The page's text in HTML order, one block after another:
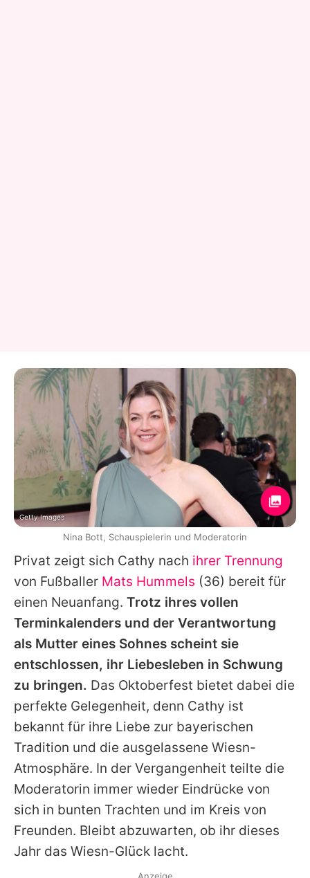
Privat zeigt sich Cathy nach ihrer Trennung
von Fußballer Mats Hummels (36) bereit für
einen Neuanfang. Trotz ihres vollen
Terminkalenders und der Verantwortung
als Mutter eines Sohnes scheint sie
entschlossen, ihr Liebesleben in Schwung
zu bringen. Das Oktoberfest bietet dabei die
perfekte Gelegenheit, denn Cathy ist
bekannt für ihre Liebe zur bayerischen
Tradition und die ausgelassene Wiesn-
Atmosphäre. In der Vergangenheit teilte die
Moderatorin immer wieder Eindrücke von
sich in bunten Trachten und im Kreis von
Freunden. Bleibt abzuwarten, ob ihr dieses
Jahr das Wiesn-Glück lacht.
Getty Images
Nina Bott, Schauspielerin und Moderatorin
Anzeige